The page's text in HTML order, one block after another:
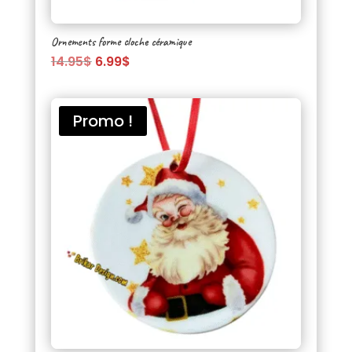
Ornements forme cloche céramique
14.95$ Le
initial
était :
14.95$.
6.99$Le
actuel
est :
6.99$.
Promo !